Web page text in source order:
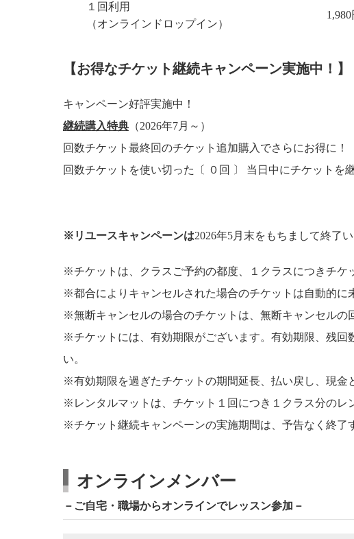
１回利用
（オンラインドロップイン）
1,980
【お得なチケット継続キャンペーン実施中！】
キャンペーン好評実施中！
継続購入特典 （2026年7月～）
回数チケット最終回のチケット追加購入でさらにお得に！
回数チケットを使い切った〔 ０回 〕 当日中にチケットを
※リユースキャンペーンは2026年5月末をもちまして終了い
※チケットは、クラスご予約の都度、１クラスにつきチケ
※都合によりキャンセルされた場合のチケットは自動的に
※無断キャンセルの場合のチケットは、無断キャンセルの
※チケットには、有効期限がございます。有効期限、残回
い。
※有効期限を過ぎたチケットの期間延長、払い戻し、現金
※レンタルマットは、チケット１回につき１クラス分のレ
※チケット継続キャンペーンの実施期間は、予告なく終了
オンラインメンバー
－ご自宅・職場からオンラインでレッスン参加－